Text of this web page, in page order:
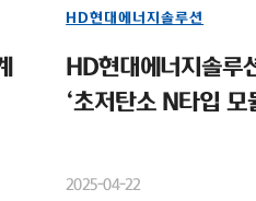
HD현대에너지솔루션
HD현대에너지솔루
‘초저탄소 N타입
2025-04-22